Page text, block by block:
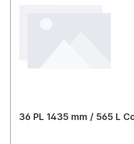
36 PL 1435 mm / 565 L